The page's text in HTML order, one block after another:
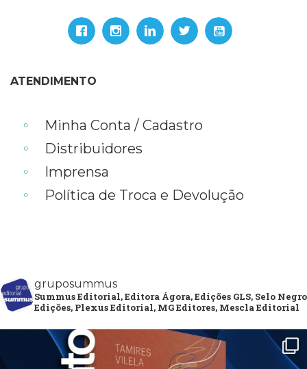
ATENDIMENTO
Minha Conta / Cadastro
Distribuidores
Imprensa
Política de Troca e Devolução
gruposummus
Summus Editorial, Editora Ágora, Edições GLS, Selo Negro
Edições, Plexus Editorial, MG Editores, Mescla Editorial